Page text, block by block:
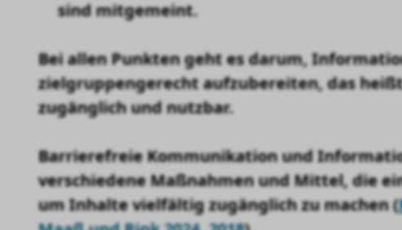
sind mitgemeint.
Bei allen Punkten geht es darum,
zielgruppengerechtaufzubereiten, das
zugänglich und nutzbar.
Barrierefreie Kommunikation und
verschiedene Maßnahmen und Mittel, die
um Inhalte vielfältig zugänglich zu machen (